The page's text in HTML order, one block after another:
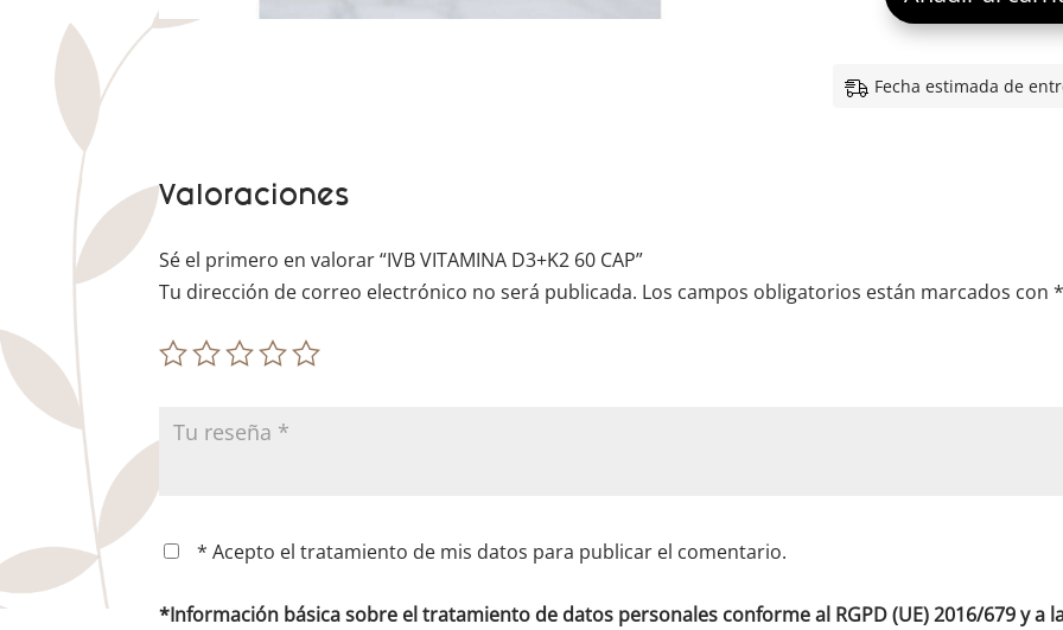
Fecha estimada de
Valoraciones
Sé el primero en valorar “IVB VITAMINA D3+K2 60 CAP”
Tu dirección de correo electrónico no será publicada. Los campos obligatorios están marcados con*
* Acepto el tratamiento de mis datos para publicar el comentario.
*Información básica sobre el tratamiento de datos personales conforme al RGPD (UE) 2016/679 y a